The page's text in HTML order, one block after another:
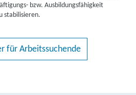
bzw. Ausbildungsfähigkeit
stabilisieren.
für Arbeitssuchende